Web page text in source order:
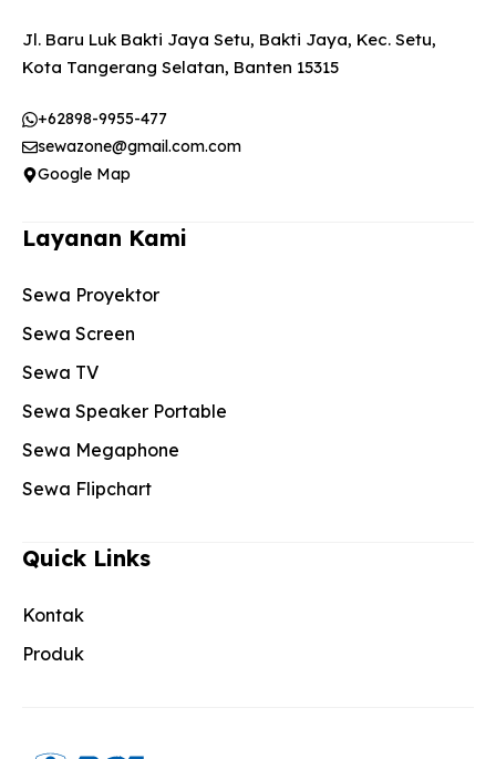
Jl. Baru Luk Bakti Jaya Setu, Bakti Jaya, Kec. Setu,
Kota Tangerang Selatan, Banten 15315
+62898-9955-477
sewazone@gmail.com.com
Google Map
Layanan Kami
Sewa Proyektor
Sewa Screen
Sewa TV
Sewa Speaker Portable
Sewa Megaphone
Sewa Flipchart
Quick Links
Kontak
Produk